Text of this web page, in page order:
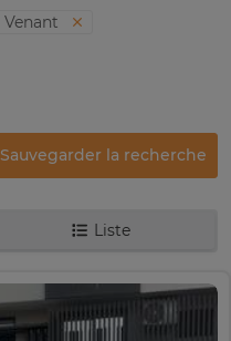
Venant
Sauvegarder la recherche
Liste